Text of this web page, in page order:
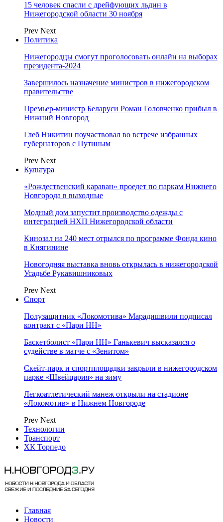
15 человек спасли с дрейфующих льдин в
Нижегородской области 30 ноября
Prev Next
Политика
Нижегородцы смогут проголосовать онлайн на выборах
президента-2024
Завершилось назначение министров в нижегородском
правительстве
Премьер-министр Беларуси Роман Головченко прибыл в
Нижний Новгород
Глеб Никитин поучаствовал во встрече избранных
губернаторов с Путиным
Prev Next
Культура
«Рождественский караван» проедет по паркам Нижнего
Новгорода в выходные
Модный дом запустит производство одежды с
интеграцией НХП Нижегородской области
Кинозал на 240 мест отрылся по программе Фонда кино
в Княгинине
Новогодняя выставка вновь открылась в нижегородской
Усадьбе Рукавишниковых
Prev Next
Спорт
Полузащитник «Локомотива» Марадишвили подписал
контракт с «Пари НН»
Баскетболист «Пари НН» Ганькевич высказался о
судействе в матче с «Зенитом»
Скейт-парк и спортплощадки закрыли в нижегородском
парке «Швейцария» на зиму
Легкоатлетический манеж открыли на стадионе
«Локомотив» в Нижнем Новгороде
Prev Next
Технологии
Транспорт
ХК Торпедо
Главная
Новости